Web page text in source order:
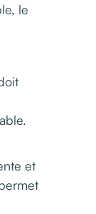
le
et